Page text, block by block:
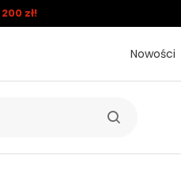
200 zł!
Nowości